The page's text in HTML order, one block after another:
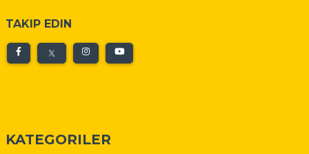
TAKIP EDIN
KATEGORILER